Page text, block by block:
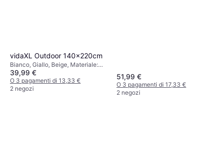
vidaXL Outdoor 140x220cm
Bianco, Giallo, Beige, Materiale:
Plastica, Poliestere, Meccanismo
a catena
39,99 €
O 3 pagamenti di 13,33 €
2 negozi
51,99 €
O 3 pagamenti di 17,33 €
2 negozi